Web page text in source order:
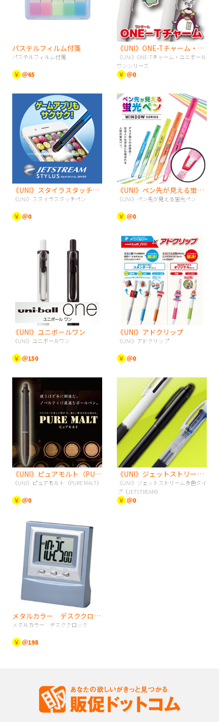
パステルフィルム付箋
パステルフィルム付箋
￥ ＠65
《UNI》ONE-Tチャーム・ユニボールワンシリーズ
《UNI》ONE-Tチャーム・ユニボール
ワンシリーズ
￥ ＠0
《UNI》スタイラスタッチペン
《UNI》スタイラスタッチペン
￥ ＠0
《UNI》ペン先が見える蛍光ペン
《UNI》ペン先が見える蛍光ペン
￥ ＠0
《UNI》ユニボールワン
《UNI》ユニボールワン
￥ ＠150
《UNI》アドクリップ
《UNI》アドクリップ
￥ ＠0
《UNI》ピュアモルト（PURE MALT）
《UNI》ピュアモルト（PURE MALT）
￥ ＠0
《UNI》ジェットストリーム多色タイプ（JETSTREAM）
《UNI》ジェットストリーム多色タイ
プ（JETSTREAM）
￥ ＠0
メタルカラー デスククロック
メタルカラー デスククロック
￥ ＠198